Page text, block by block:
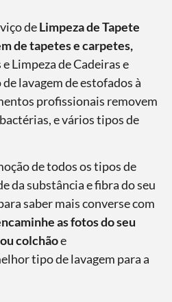
deLimpeza de Tapete
de tapetes e carpetes,
Limpeza de Cadeiras e
lavagem de estofados à
profissionais removem
e vários tipos de
de todos os tipos de
da substância e fibra do seu
saber mais converse com
as fotos do seu
colchãoe
tipo de lavagem para a